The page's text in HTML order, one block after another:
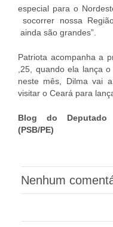
especial para o
socorrer nossa
ainda são grandes”.
Patriota acompanha a
,25, quando ela lança
neste mês, Dilma vai
visitar o Ceará para
Blog do Deputado
(PSB/PE)
Nenhum